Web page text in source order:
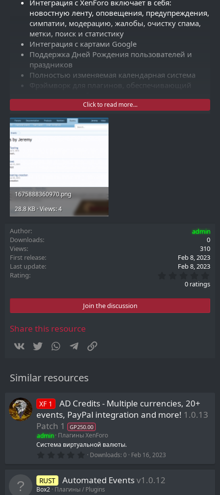
Интеграция с XenForo включает в себя:
новостную ленту, оповещения, предупреждения,
симпатии, модерацию, жалобы, очистку спама,
метки, поиск и статистику
Интеграция с картами Google
Поддержка Дней Рождения пользователей и
праздников
Полностью изменяемая календарная система
Фрэймворк для плагинов, обеспечивающий
Click to read more...
1675888360970.png
28.8 KB · Views: 4
Author
admin
Downloads
0
Views
310
First release
Feb 8, 2023
Last update
Feb 8, 2023
Rating
.
0
t
0 ratings
Join the discussion
Share this resource
Vkontakte
Twitter WhatsAppTelegram
Similar resources
XF 1
AD Credits - Multiple currencies, 20+
events, PayPal integration and more! 1.0.13
Patch 1
GP250.00
admin Плагины XenForo
Система виртуальной валюты.
0
s
t
Downloads 0 Feb 16, 2023
RUST Automated Eventsv1.0.12
Box2 Плагины / Plugins